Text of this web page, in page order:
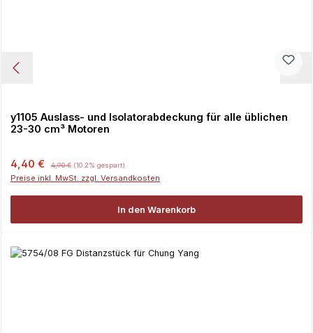
y1105 Auslass- und Isolatorabdeckung für alle üblichen
23-30 cm³ Motoren
Verkaufspreis:
4,40 € 4,90 € (10.2% gespart)
Preise inkl. MwSt. zzgl. Versandkosten
In den Warenkorb